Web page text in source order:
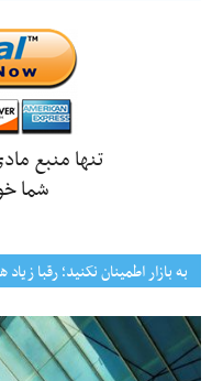
تنها منبع
شما
به بازار اطمینان نکنید؛ رقبا